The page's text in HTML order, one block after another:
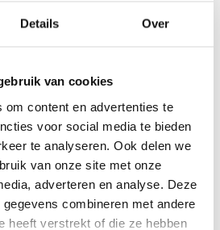
Details Over
van cookies
om content en advertenties te
voor social media te bieden
te analyseren. Ook delen we
van onze site met onze
adverteren en analyse. Deze
combineren met andere
heeft verstrekt of die ze hebben
afstandsbediening Pcf7952E
434mhz
€158,81
Incl. BTW